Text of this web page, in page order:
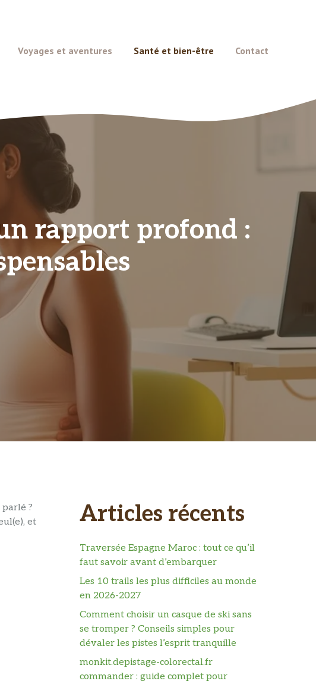
Voyages et aventures Santé et bien-être Contact
rapport profond :
?
et
Articles récents
Traversée Espagne Maroc : tout ce qu’il
faut savoir avant d’embarquer
Les 10 trails les plus difficiles au monde
en 2026-2027
Comment choisir un casque de ski sans
se tromper ? Conseils simples pour
dévaler les pistes l’esprit tranquille
monkit.depistage-colorectal.fr
commander : guide complet pour